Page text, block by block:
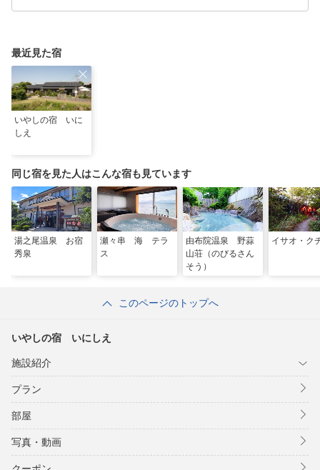
最近見た宿
いやしの宿 いに
しえ
同じ宿を見た人はこんな宿も見ています
湯之尾温泉 お宿
秀泉
瀬々串 海 テラ
ス
由布院温泉 野蒜
山荘（のびるさん
そう）
イサオ・ク
このページのトップへ
いやしの宿 いにしえ
施設紹介
プラン
部屋
写真・動画